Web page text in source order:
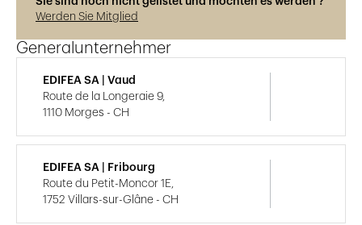
Werden Sie Mitglied
Generalunternehmer
EDIFEA SA | Vaud
Route de la Longeraie 9,
1110 Morges - CH
EDIFEA SA | Fribourg
Route du Petit-Moncor 1E,
1752 Villars-sur-Glâne - CH